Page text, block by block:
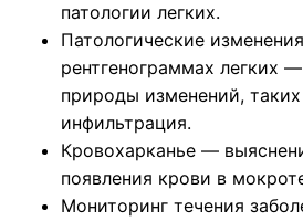
патологии легких.
Патологические
рентгенограммах легких
природы изменений,
инфильтрация.
Кровохарканье —
появления крови в
Мониторинг течения